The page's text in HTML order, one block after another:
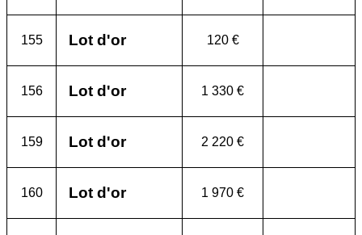
155 Lot d'or 120 €
156 Lot d'or 1 330 €
159 Lot d'or 2 220 €
160 Lot d'or 1 970 €